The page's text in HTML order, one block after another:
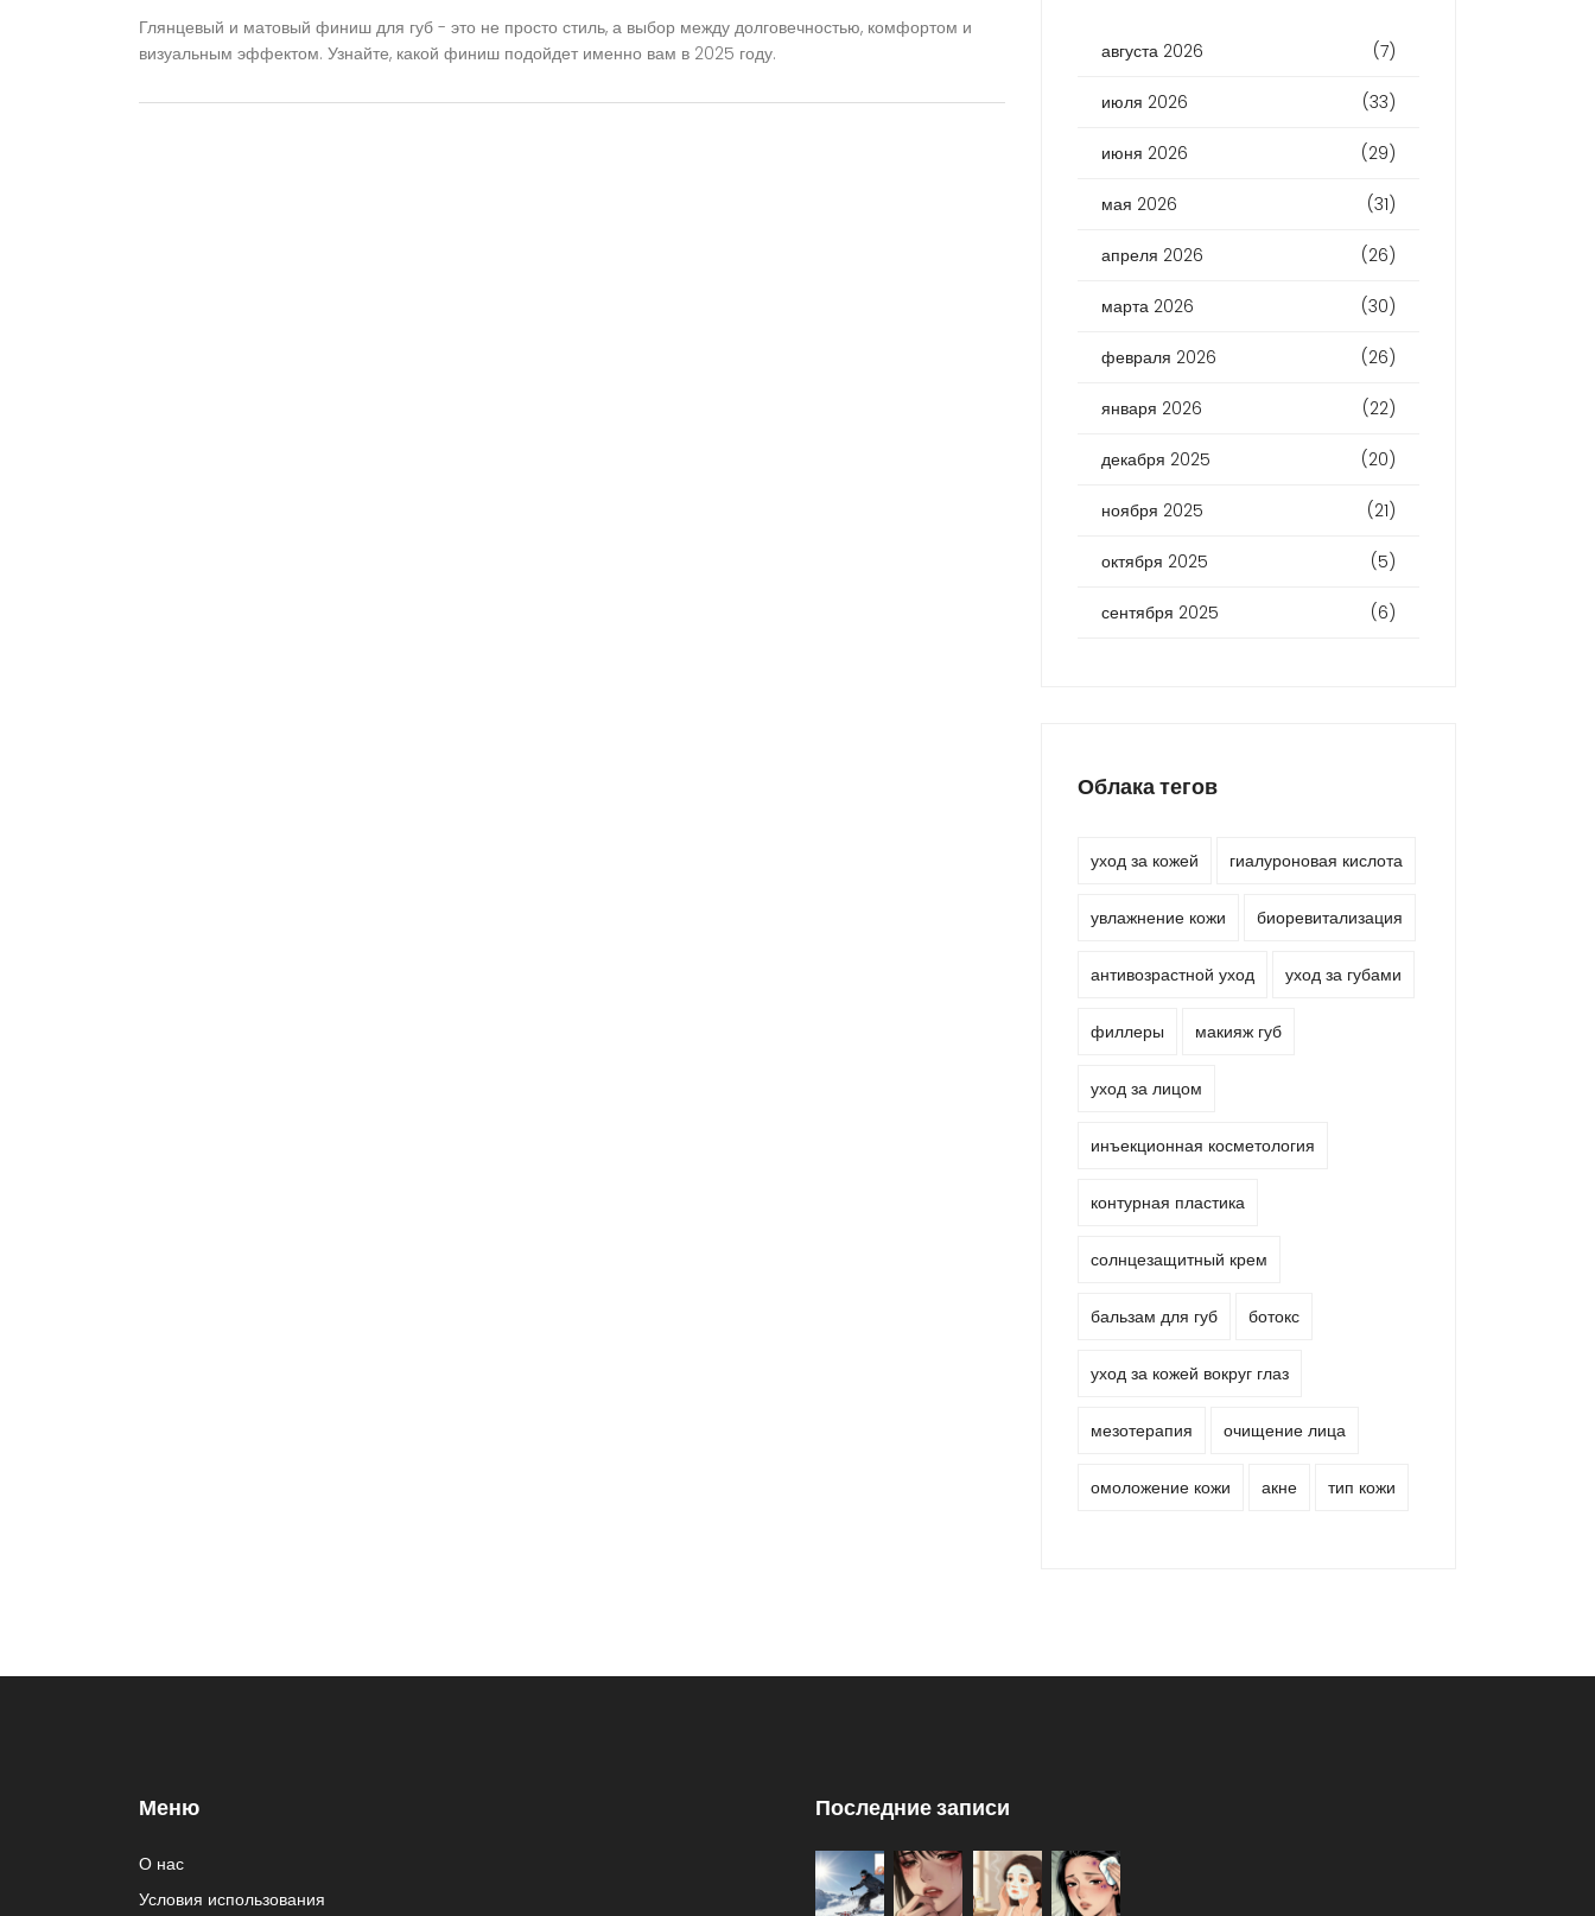
Глянцевый и матовый финиш для губ - это не просто стиль, а выбор между долговечностью, комфортом и
визуальным эффектом. Узнайте, какой финиш подойдет именно вам в 2025 году.
августа 2026 (7)
июля 2026 (33)
июня 2026 (29)
мая 2026 (31)
апреля 2026 (26)
марта 2026 (30)
февраля 2026 (26)
января 2026 (22)
декабря 2025 (20)
ноября 2025 (21)
октября 2025 (5)
сентября 2025 (6)
Облака тегов
уход за кожей гиалуроновая кислота
увлажнение кожи биоревитализация
антивозрастной уход уход за губами
филлеры макияж губ
уход за лицом
инъекционная косметология
контурная пластика
солнцезащитный крем
бальзам для губ ботокс
уход за кожей вокруг глаз
мезотерапия очищение лица
омоложение кожи акне тип кожи
Меню
О нас
Условия использования
Последние записи